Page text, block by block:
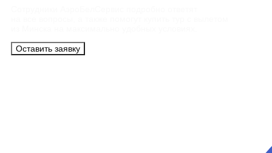
Оставить заявку